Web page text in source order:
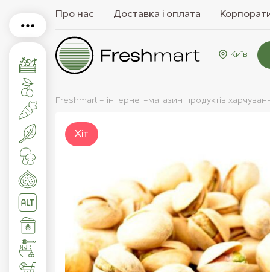
Про нас Доставка і оплата
Київ
Freshmart - інтернет-магазин продуктів
Хiт